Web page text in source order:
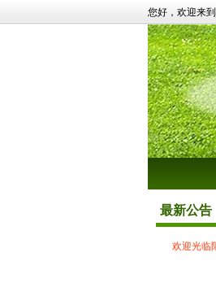
您好，欢迎来到
最新公告
欢迎光临